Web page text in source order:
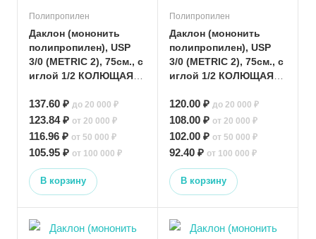
Полипропилен
Даклон (мононить
полипропилен), USP
3/0 (METRIC 2), 75см., с
иглой 1/2 КОЛЮЩАЯ
137.60 ₽ до 20 000 ₽
123.84 ₽ от 20 000 ₽
116.96 ₽ от 50 000 ₽
105.95 ₽ от 100 000 ₽
В корзину
Полипропилен
Даклон (мононить
полипропилен), USP
3/0 (METRIC 2), 75см., с
иглой 1/2 КОЛЮЩАЯ
120.00 ₽ до 20 000 ₽
108.00 ₽ от 20 000 ₽
102.00 ₽ от 50 000 ₽
92.40 ₽ от 100 000 ₽
В корзину